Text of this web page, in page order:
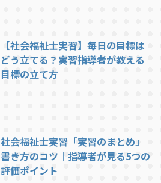
【社会福祉士実習】毎日の目標は
どう立てる？実習指導者が教える
目標の立て方
社会福祉士実習「実習のまとめ」
書き方のコツ｜指導者が見る5つの
評価ポイント